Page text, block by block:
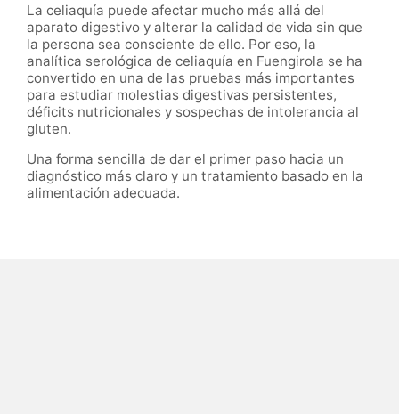
La celiaquía puede afectar mucho más allá del
aparato digestivo y alterar la calidad de vida sin que
la persona sea consciente de ello. Por eso, la
analítica serológica de celiaquía en Fuengirola se ha
convertido en una de las pruebas más importantes
para estudiar molestias digestivas persistentes,
déficits nutricionales y sospechas de intolerancia al
gluten.
Una forma sencilla de dar el primer paso hacia un
diagnóstico más claro y un tratamiento basado en la
alimentación adecuada.